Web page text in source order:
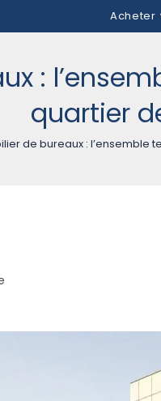
Acheter
:
quartier
de bureaux : l’ensemble